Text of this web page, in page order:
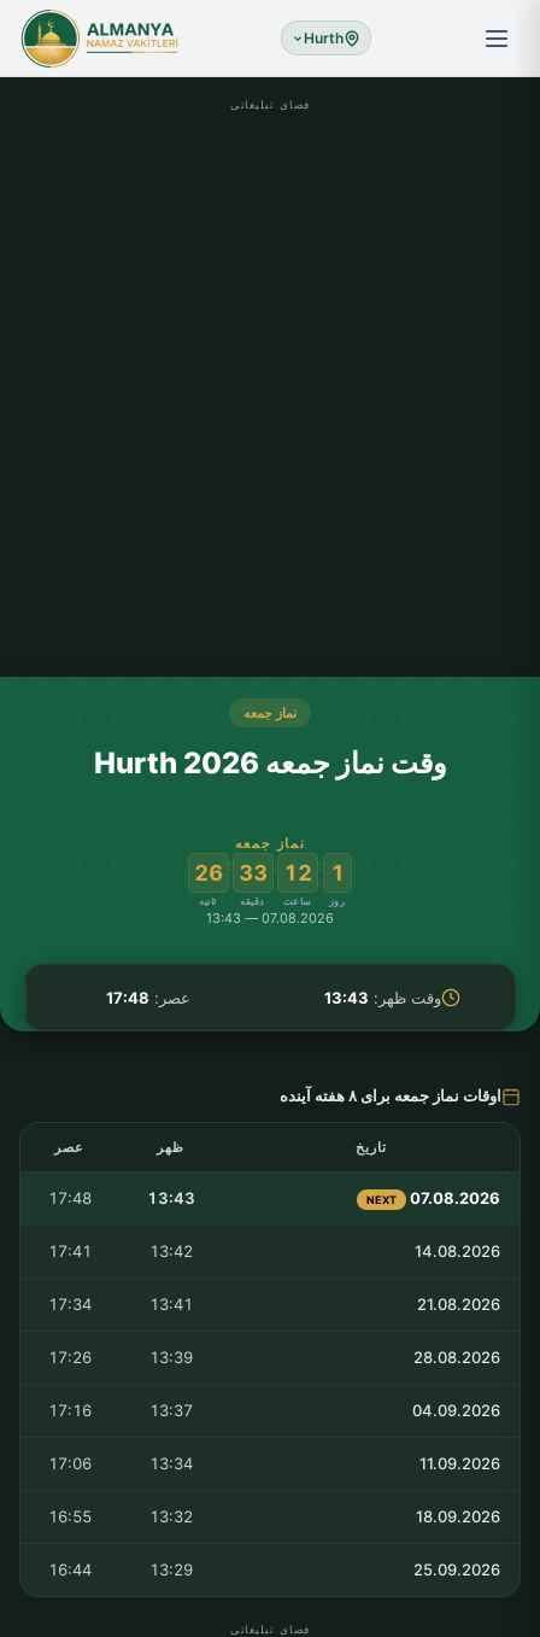
Hurth
فضای تبلیغاتی
نماز جمعه
وقت نماز جمعه Hurth 2026
نماز جمعه
1
روز
:
12
ساعت
:
33
دقیقه
:
25
ثانیه
07.08.2026 — 13:43
وقت ظهر: 13:43 عصر: 17:48
اوقات نماز جمعه برای ۸ هفته آینده
تاریخ ظهر عصر
07.08.2026
NEXT
13:43
17:48
14.08.2026
13:42
17:41
21.08.2026
13:41
17:34
28.08.2026
13:39
17:26
04.09.2026
13:37
17:16
11.09.2026
13:34
17:06
18.09.2026
13:32
16:55
25.09.2026
13:29
16:44
فضای تبلیغاتی